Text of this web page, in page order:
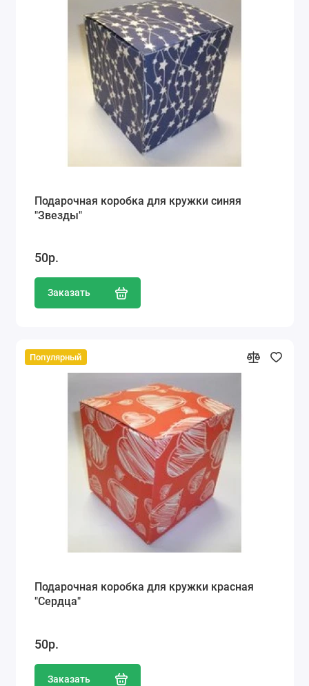
Подарочная коробка для кружки синяя
"Звезды"
50р.
Заказать
Популярный
Подарочная коробка для кружки красная
"Сердца"
50р.
Заказать